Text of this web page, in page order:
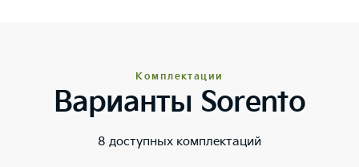
Комплектации
Варианты Sorento
8 доступных комплектаций